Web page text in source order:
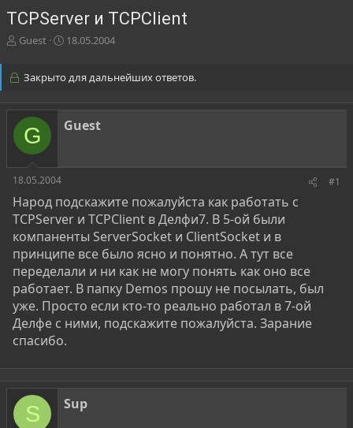
TCPServer и TCPClient
А
о
т
е
м
ы
Guest
Д
а
а
ч
а
18.05.2004
Закрыто для дальнейших ответов.
G Guest
18.05.2004 #1
Народ подскажите пожалуйста как работать с
TCPServer и TCPClient в Делфи7. В 5-ой были
компаненты ServerSocket и ClientSocket и в
принципе все было ясно и понятно. А тут все
переделали и ни как не могу понять как оно все
работает. В папку Demos прошу не посылать, был
уже. Просто если кто-то реально работал в 7-ой
Делфе с ними, подскажите пожалуйста. Зарание
спасибо.
S Sup